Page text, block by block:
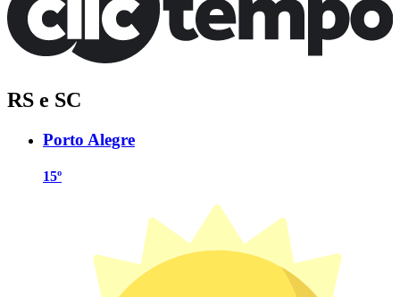
RS e SC
Porto Alegre
15º